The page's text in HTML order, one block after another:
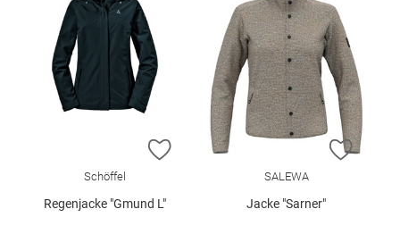
ZUR WUNSCHLISTE HINZUFÜGEN
Schöffel
Regenjacke "Gmund L"
ZUR
SALEWA
Jacke "Sarner"